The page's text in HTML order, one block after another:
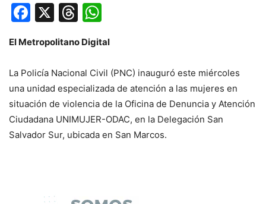
Facebook
X Threads
El Metropolitano Digital
La Policía Nacional Civil (PNC) inauguró este miércoles
una unidad especializada de atención a las mujeres en
situación de violencia de la Oficina de Denuncia y Atención
Ciudadana UNIMUJER-ODAC, en la Delegación San
Salvador Sur, ubicada en San Marcos.